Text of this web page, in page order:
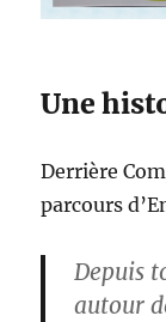
Une
Derrière
parcours
Depuis
autour